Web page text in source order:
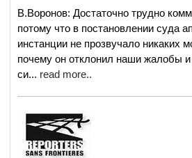
В.Воронов: Достаточно трудно
потому что в постановлении суда
инстанции не прозвучало никаких
почему он отклонил наши жалобы и
си... read more..